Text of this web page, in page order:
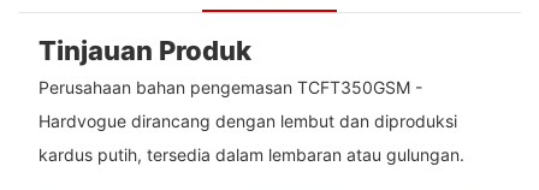
Tinjauan Produk
Perusahaan bahan pengemasan TCFT350GSM -
Hardvogue dirancang dengan lembut dan diproduksi
kardus putih, tersedia dalam lembaran atau gulungan.